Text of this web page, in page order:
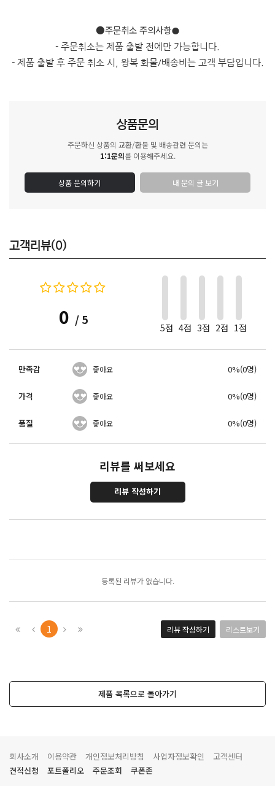
●주문취소 주의사항●
- 주문취소는 제품 출발 전에만 가능합니다.
- 제품 출발 후 주문 취소 시, 왕복 화물/배송비는 고객 부담입니다.
상품문의
주문하신 상품의 교환/환불 및 배송관련 문의는
1:1문의를 이용해주세요.
상품 문의하기 내 문의 글 보기
고객리뷰(0)
0 / 5
5점 4점 3점 2점 1점
만족감 좋아요 0%(0명)
가격 좋아요 0%(0명)
품질 좋아요 0%(0명)
리뷰를 써보세요
리뷰 작성하기
등록된 리뷰가 없습니다.
1 리뷰 작성하기 리스트보기
제품 목록으로 돌아가기
회사소개 이용약관 개인정보처리방침 사업자정보확인
고객센터
견적신청
포트폴리오 주문조회 쿠폰존